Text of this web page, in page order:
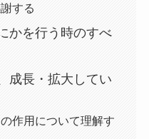
する
かを行う時のすべ
成長・拡大してい
作用について理解す